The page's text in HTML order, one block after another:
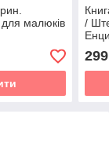
малюків
/
299